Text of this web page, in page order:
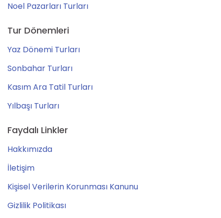
Noel Pazarları Turları
Tur Dönemleri
Yaz Dönemi Turları
Sonbahar Turları
Kasım Ara Tatil Turları
Yılbaşı Turları
Faydalı Linkler
Hakkımızda
İletişim
Kişisel Verilerin Korunması Kanunu
Gizlilik Politikası